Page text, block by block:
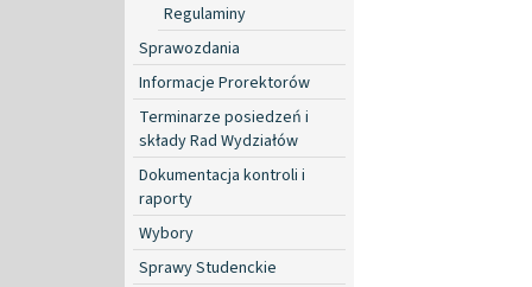
Regulaminy
Sprawozdania
Informacje Prorektorów
Terminarze posiedzeń i
składy Rad Wydziałów
Dokumentacja kontroli i
raporty
Wybory
Sprawy Studenckie